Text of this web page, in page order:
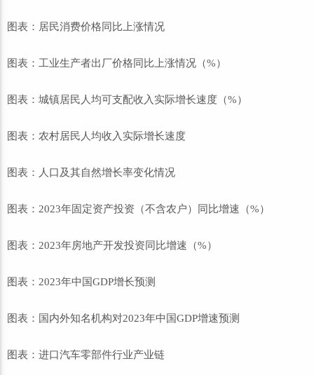
图表：居民消费价格同比上涨情况
图表：工业生产者出厂价格同比上涨情况（%）
图表：城镇居民人均可支配收入实际增长速度（%）
图表：农村居民人均收入实际增长速度
图表：人口及其自然增长率变化情况
图表：2023年固定资产投资（不含农户）同比增速（%）
图表：2023年房地产开发投资同比增速（%）
图表：2023年中国GDP增长预测
图表：国内外知名机构对2023年中国GDP增速预测
图表：进口汽车零部件行业产业链